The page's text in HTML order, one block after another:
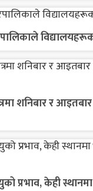
शनिबार र
प्रभाव, केही स्थानमा